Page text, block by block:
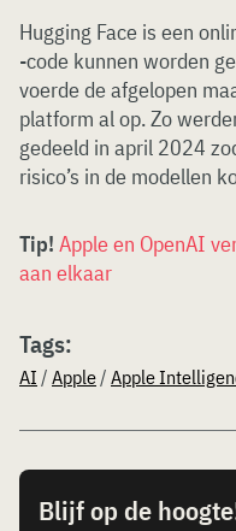
Hugging Face is een
-code kunnen worden
voerde de afgelopen
platform al op. Zo
gedeeld in april 2024
risico’s in de modellen
Tip! Apple en OpenAI
aan elkaar
Tags:
AI / Apple/ Apple
Blijf op de